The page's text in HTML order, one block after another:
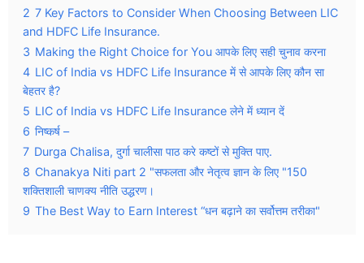
2 7 Key Factors to Consider When Choosing Between LIC
and HDFC Life Insurance.
3 Making the Right Choice for You आपके लिए सही चुनाव करना
4 LIC of India vs HDFC Life Insurance में से आपके लिए कौन सा
बेहतर है?
5 LIC of India vs HDFC Life Insurance लेने में ध्यान दें
6 निष्कर्ष –
7 Durga Chalisa, दुर्गा चालीसा पाठ करे कष्टों से मुक्ति पाए.
8 Chanakya Niti part 2 "सफलता और नेतृत्व ज्ञान के लिए "150
शक्तिशाली चाणक्य नीति उद्धरण।
9 The Best Way to Earn Interest “धन बढ़ाने का सर्वोत्तम तरीका"